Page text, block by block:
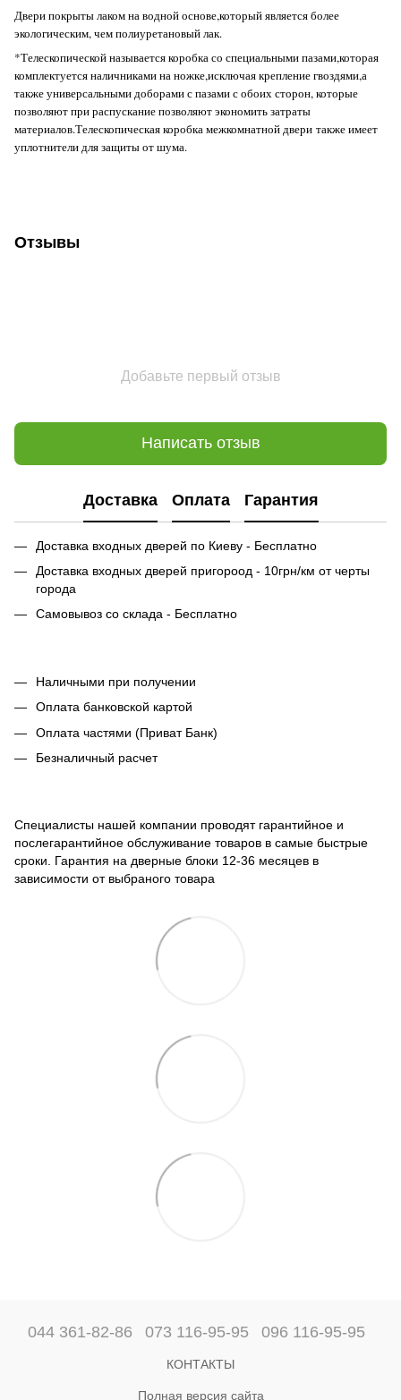
Двери покрыты лаком на водной основе,который является более
экологическим, чем полиуретановый лак.
*Телескопической называется коробка со специальными пазами,которая
комплектуется наличниками на ножке,исключая крепление гвоздями,а
также универсальными доборами с пазами с обоих сторон, которые
позволяют при распускание позволяют экономить затраты
материалов.Телескопическая коробка межкомнатной двери также имеет
уплотнители для защиты от шума.
Отзывы
Добавьте первый отзыв
Написать отзыв
Доставка Оплата Гарантия
Доставка входных дверей по Киеву - Бесплатно
Доставка входных дверей пригороод - 10грн/км от черты
города
Самовывоз со склада - Бесплатно
Наличными при получении
Оплата банковской картой
Оплата частями (Приват Банк)
Безналичный расчет
Специалисты нашей компании проводят гарантийное и
послегарантийное обслуживание товаров в самые быстрые
сроки. Гарантия на дверные блоки 12-36 месяцев в
зависимости от выбраного товара
044 361-82-86 073 116-95-95 096 116-95-95
КОНТАКТЫ
Полная версия сайта